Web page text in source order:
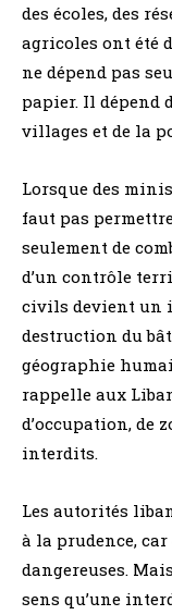
des écoles, des
agricoles ont été
ne dépend pas
papier. Il dépend
villages et de la
Lorsque des
faut pas
seulement de
d’un contrôle
civils devient un
destruction du
géographie
rappelle aux
d’occupation, de
interdits.
Les autorités
à la prudence,
dangereuses.
sens qu’une